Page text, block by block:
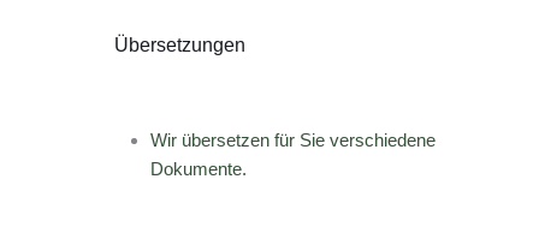
Übersetzungen
Wir übersetzen für Sie verschiedene
Dokumente.